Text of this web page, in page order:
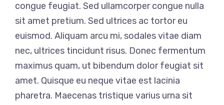
congue feugiat. Sed ullamcorper congue nulla
sit amet pretium. Sed ultrices ac tortor eu
euismod. Aliquam arcu mi, sodales vitae diam
nec, ultrices tincidunt risus. Donec fermentum
maximus quam, ut bibendum dolor feugiat sit
amet. Quisque eu neque vitae est lacinia
pharetra. Maecenas tristique varius urna sit